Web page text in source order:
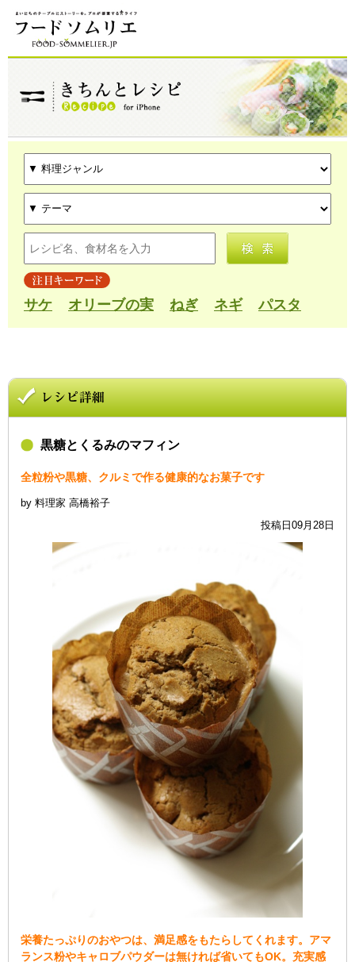
サケ オリーブの実 ねぎ ネギ パスタ
黒糖とくるみのマフィン
全粒粉や黒糖、クルミで作る健康的なお菓子です
by 料理家 高橋裕子
投稿日09月28日
栄養たっぷりのおやつは、満足感をもたらしてくれます。アマ
ランス粉やキャロブパウダーは無ければ省いてもOK。充実感